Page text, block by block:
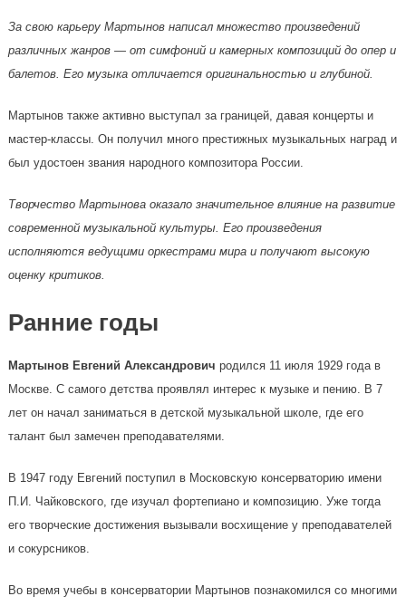
За свою карьеру Мартынов написал множество произведений
различных жанров — от симфоний и камерных композиций до опер и
балетов. Его музыка отличается оригинальностью и глубиной.
Мартынов также активно выступал за границей, давая концерты и
мастер-классы. Он получил много престижных музыкальных наград и
был удостоен звания народного композитора России.
Творчество Мартынова оказало значительное влияние на развитие
современной музыкальной культуры. Его произведения
исполняются ведущими оркестрами мира и получают высокую
оценку критиков.
Ранние годы
Мартынов Евгений Александрович родился 11 июля 1929 года в
Москве. С самого детства проявлял интерес к музыке и пению. В 7
лет он начал заниматься в детской музыкальной школе, где его
талант был замечен преподавателями.
В 1947 году Евгений поступил в Московскую консерваторию имени
П.И. Чайковского, где изучал фортепиано и композицию. Уже тогда
его творческие достижения вызывали восхищение у преподавателей
и сокурсников.
Во время учебы в консерватории Мартынов познакомился со многими